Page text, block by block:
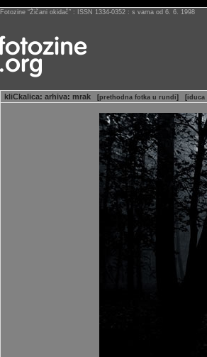
Fotozine “Žičani okidač” : ISSN 1334-0352 : s vama od 6. 6. 1998
kliCkalica: arhiva: mrak [prethodna fotka u rundi] [iduca